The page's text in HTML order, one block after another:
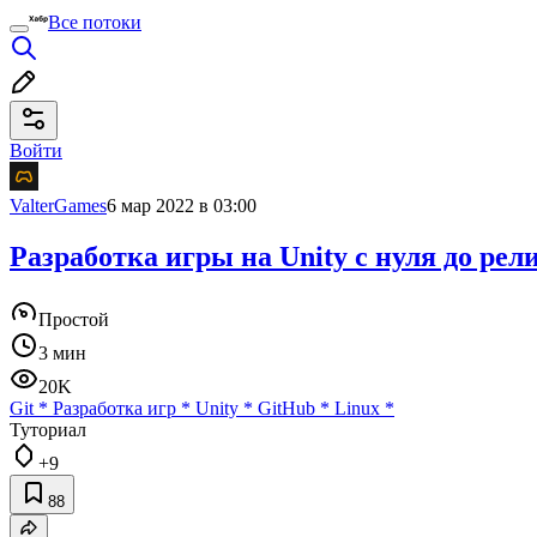
Все потоки
Войти
ValterGames6 мар 2022 в 03:00
Разработка игры на Unity с нуля до
Простой
3 мин
20K
Git * Разработка игр * Unity * GitHub * Linux *
Туториал
+9
88